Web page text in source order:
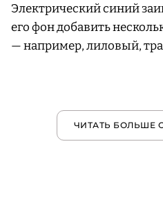
Электрический синий
его фон добавить
— например, лиловый,
ЧИТАТЬ БОЛЬШЕ